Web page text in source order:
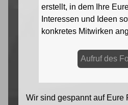
erstellt, in dem Ihre
Interessen und Ideen
konkretes Mitwirken
Aufruf des
Wir sind gespannt auf Eure